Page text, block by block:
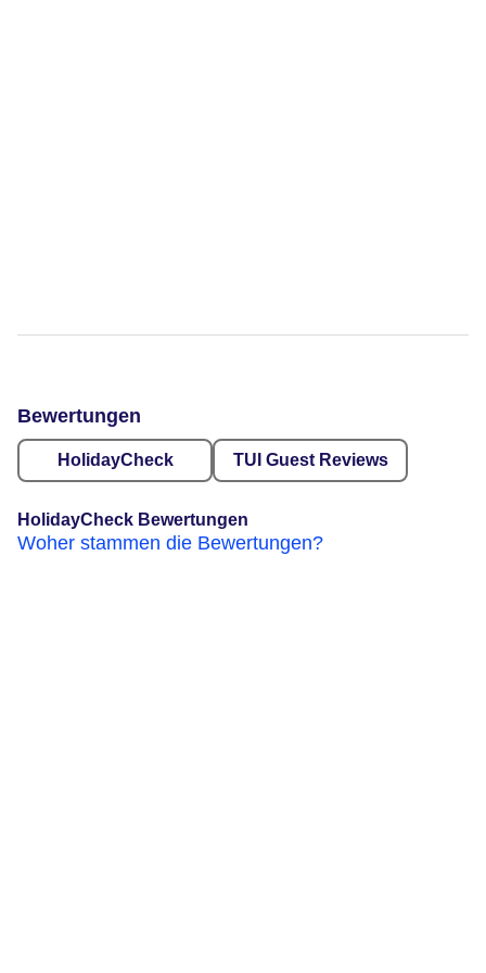
Bewertungen
HolidayCheck TUI Guest Reviews
HolidayCheck Bewertungen
Woher stammen die Bewertungen?